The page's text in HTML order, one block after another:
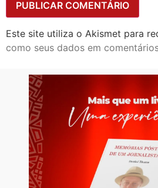
Este site utiliza o Akismet para
como seus dados em